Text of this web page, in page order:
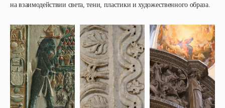
на взаимодействии света, тени, пластики и художественного образа.